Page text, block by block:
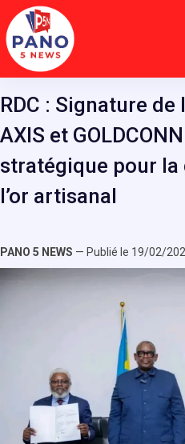
Passer
au
contenu
RDC : Signature de
AXIS et
stratégique pour la
l’or artisanal
PANO 5 NEWS — Publié le 19/02/